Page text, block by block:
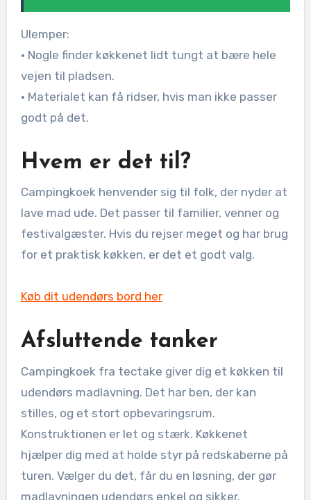
Ulemper:
• Nogle finder køkkenet lidt tungt at bære hele
vejen til pladsen.
• Materialet kan få ridser, hvis man ikke passer
godt på det.
Hvem er det til?
Campingkoek henvender sig til folk, der nyder at
lave mad ude. Det passer til familier, venner og
festivalgæster. Hvis du rejser meget og har brug
for et praktisk køkken, er det et godt valg.
Køb dit udendørs bord her
Afsluttende tanker
Campingkoek fra tectake giver dig et køkken til
udendørs madlavning. Det har ben, der kan
stilles, og et stort opbevaringsrum.
Konstruktionen er let og stærk. Køkkenet
hjælper dig med at holde styr på redskaberne på
turen. Vælger du det, får du en løsning, der gør
madlavningen udendørs enkel og sikker.